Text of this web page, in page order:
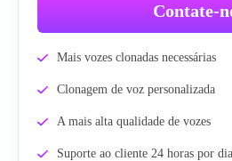
Contate-
Mais vozes clonadas necessárias
Clonagem de voz personalizada
A mais alta qualidade de vozes
Suporte ao cliente 24 horas por